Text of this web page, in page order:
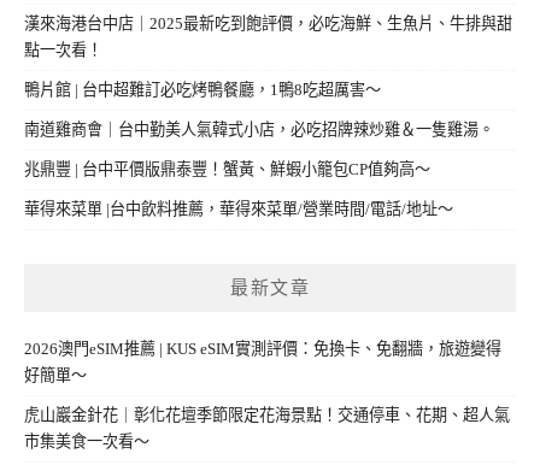
漢來海港台中店｜2025最新吃到飽評價，必吃海鮮、生魚片、牛排與甜
點一次看！
鴨片館 | 台中超難訂必吃烤鴨餐廳，1鴨8吃超厲害～
南道雞商會｜台中勤美人氣韓式小店，必吃招牌辣炒雞＆一隻雞湯。
兆鼎豐 | 台中平價版鼎泰豐！蟹黃、鮮蝦小籠包CP值夠高～
華得來菜單 |台中飲料推薦，華得來菜單/營業時間/電話/地址～
最新文章
2026澳門eSIM推薦 | KUS eSIM實測評價：免換卡、免翻牆，旅遊變得
好簡單～
虎山巖金針花｜彰化花壇季節限定花海景點！交通停車、花期、超人氣
市集美食一次看～